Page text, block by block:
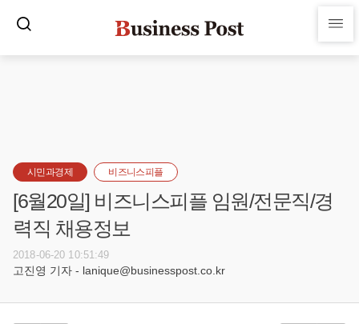
시민과경제 비즈니스피플
[6월20일] 비즈니스피플 임원/전문직/경
력직 채용정보
2018-06-20 10:51:49
고진영 기자 - lanique@businesspost.co.kr